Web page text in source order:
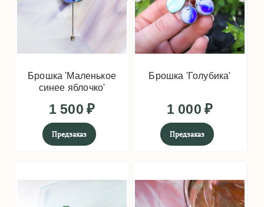
Брошка 'Маленькое
синее яблочко'
1 500 ₽
Предзаказ
Брошка 'Голубика'
1 000 ₽
Предзаказ